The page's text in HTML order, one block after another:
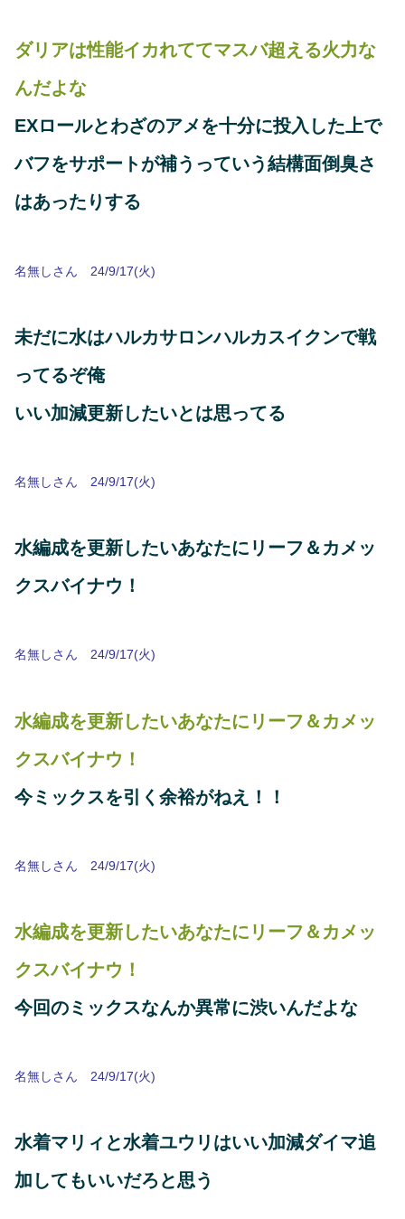
ダリアは性能イカれててマスバ超える火力な
んだよな
EXロールとわざのアメを十分に投入した上で
バフをサポートが補うっていう結構面倒臭さ
はあったりする
名無しさん 24/9/17(火)
未だに水はハルカサロンハルカスイクンで戦
ってるぞ俺
いい加減更新したいとは思ってる
名無しさん 24/9/17(火)
水編成を更新したいあなたにリーフ＆カメッ
クスバイナウ！
名無しさん 24/9/17(火)
水編成を更新したいあなたにリーフ＆カメッ
クスバイナウ！
今ミックスを引く余裕がねえ！！
名無しさん 24/9/17(火)
水編成を更新したいあなたにリーフ＆カメッ
クスバイナウ！
今回のミックスなんか異常に渋いんだよな
名無しさん 24/9/17(火)
水着マリィと水着ユウリはいい加減ダイマ追
加してもいいだろと思う